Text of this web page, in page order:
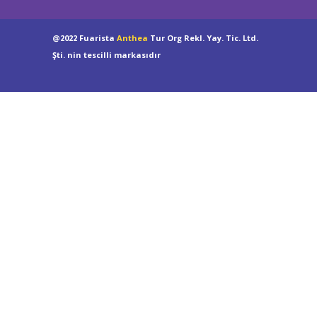
@2022 Fuarista Anthea Tur Org Rekl. Yay. Tic. Ltd.
Şti. nin tescilli markasıdır